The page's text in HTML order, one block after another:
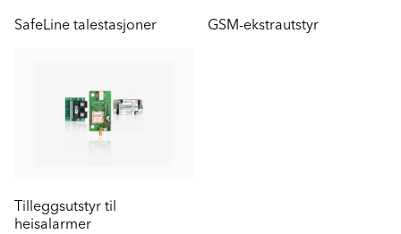
SafeLine talestasjoner GSM-ekstrautstyr
Tilleggsutstyr til
heisalarmer